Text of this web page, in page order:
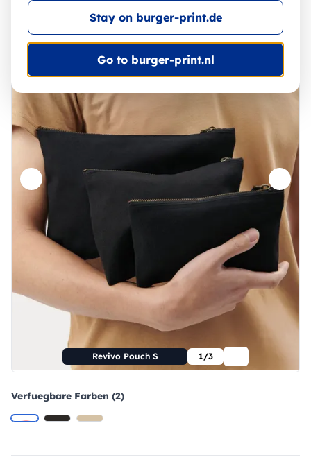
Stay on burger-print.de
Go to burger-print.nl
Revivo Pouch S 1/3
Verfuegbare Farben (2)